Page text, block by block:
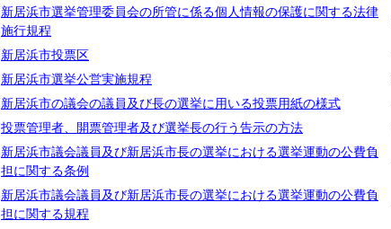
新居浜市選挙管理委員会の所管に係る個人情報の保護に関する法律
施行規程
新居浜市投票区
新居浜市選挙公営実施規程
新居浜市の議会の議員及び長の選挙に用いる投票用紙の様式
投票管理者、開票管理者及び選挙長の行う告示の方法
新居浜市議会議員及び新居浜市長の選挙における選挙運動の公費負
担に関する条例
新居浜市議会議員及び新居浜市長の選挙における選挙運動の公費負
担に関する規程